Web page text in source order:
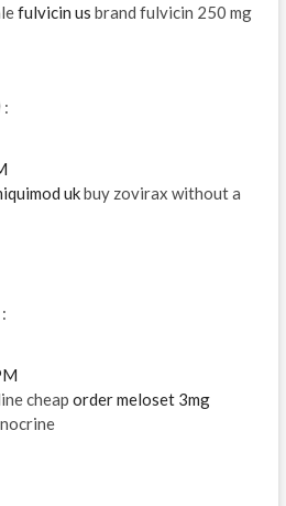
fulvicin us brand fulvicin 250 mg
:
ukbuy zovirax without a
cheap order meloset 3mg